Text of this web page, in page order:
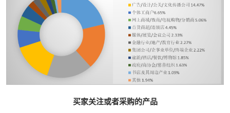
买家关注或者采购的产品